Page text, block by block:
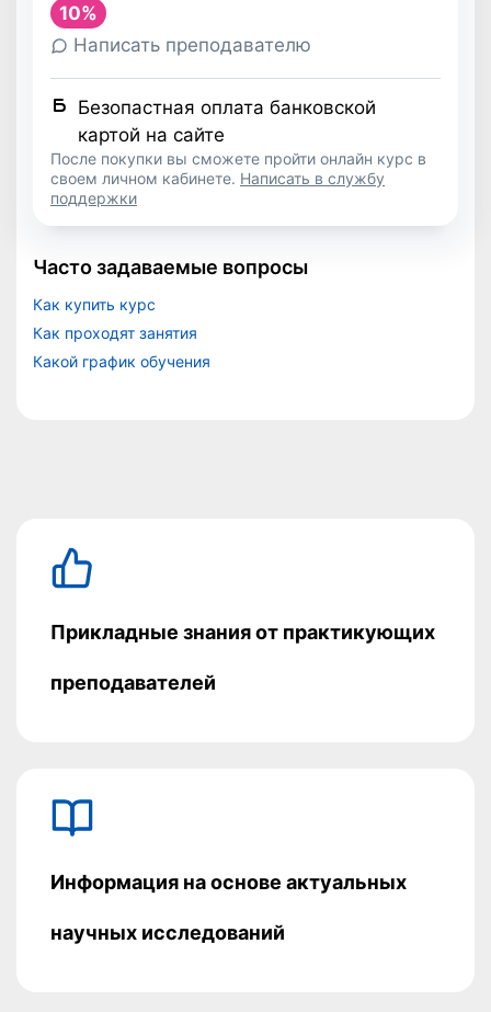
10%
Написать преподавателю
Безопастная оплата банковской
картой на сайте
После покупки вы сможете пройти онлайн курс в
своем личном кабинете. Написать в службу
поддержки
Часто задаваемые вопросы
Как купить курс
Как проходят занятия
Какой график обучения
Прикладные знания от практикующих
преподавателей
Информация на основе актуальных
научных исследований